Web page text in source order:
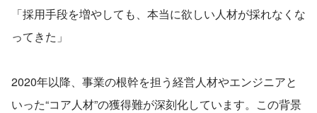
「採用手段を増やしても、本当に欲しい人材が採れなくな
ってきた」
2020年以降、事業の根幹を担う経営人材やエンジニアと
いった“コア人材”の獲得難が深刻化しています。この背景